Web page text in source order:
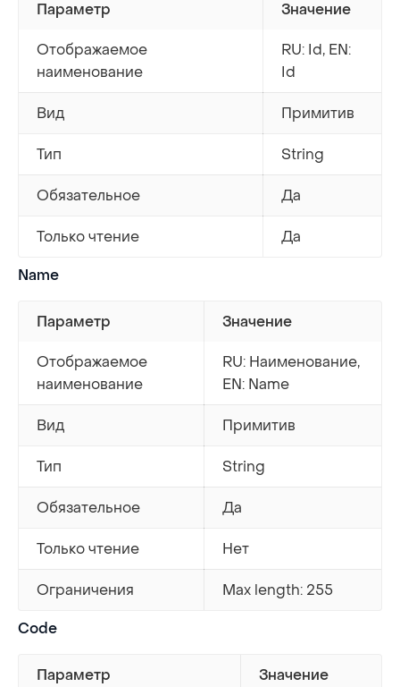
Параметр Значение
Отображаемое
наименование
RU: Id, EN:
Id
Вид Примитив
Тип String
Обязательное Да
Только чтение Да
Name
Параметр Значение
Отображаемое
наименование
RU: Наименование,
EN: Name
Вид Примитив
Тип String
Обязательное Да
Только чтение Нет
Ограничения Max length: 255
Code
Параметр Значение